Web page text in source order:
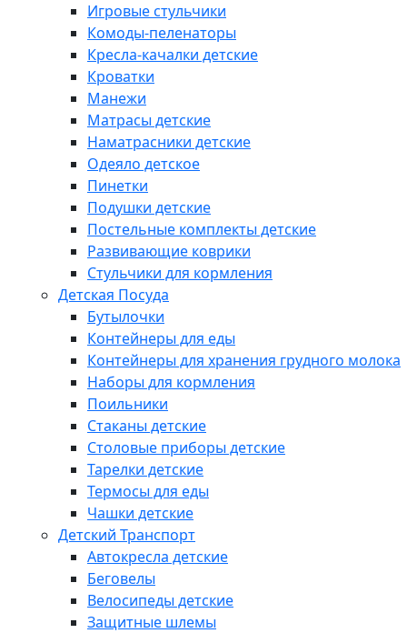
Игровые стульчики
Комоды-пеленаторы
Кресла-качалки детские
Кроватки
Манежи
Матрасы детские
Наматрасники детские
Одеяло детское
Пинетки
Подушки детские
Постельные комплекты детские
Развивающие коврики
Стульчики для кормления
Детская Посуда
Бутылочки
Контейнеры для еды
Контейнеры для хранения грудного молока
Наборы для кормления
Поильники
Стаканы детские
Столовые приборы детские
Тарелки детские
Термосы для еды
Чашки детские
Детский Транспорт
Автокресла детские
Беговелы
Велосипеды детские
Защитные шлемы